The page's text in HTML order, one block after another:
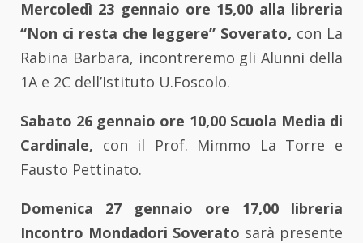
Mercoledì 23 gennaio ore 15,00 alla libreria
“Non ci resta che leggere” Soverato, con La
Rabina Barbara, incontreremo gli Alunni della
1A e 2C dell’Istituto U.Foscolo.
Sabato 26 gennaio ore 10,00 Scuola Media di
Cardinale, con il Prof. Mimmo La Torre e
Fausto Pettinato.
Domenica 27 gennaio ore 17,00 libreria
Incontro Mondadori Soverato sarà presente